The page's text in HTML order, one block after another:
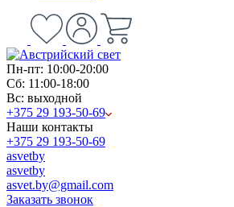
Пн-пт: 10:00-20:00
Сб: 11:00-18:00
Вс: выходной
+375 29 193-50-69
Наши контакты
+375 29 193-50-69
asvetby
asvetby
asvet.by@gmail.com
Заказать звонок